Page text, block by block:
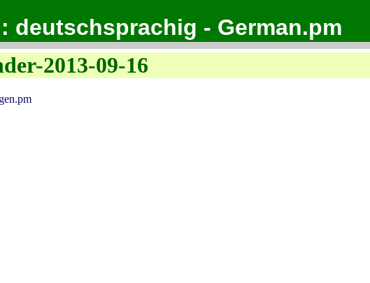
deutschsprachig - German.pm
2013-09-16